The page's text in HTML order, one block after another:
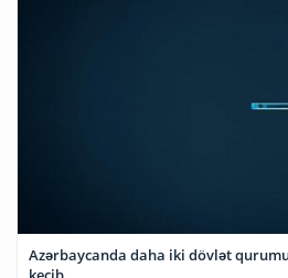
Azərbaycanda daha iki dövlət